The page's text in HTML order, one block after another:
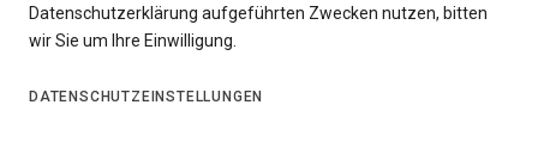
Datenschutzerklärung aufgeführten Zwecken nutzen, bitten
wir Sie um Ihre Einwilligung.
DATENSCHUTZEINSTELLUNGEN